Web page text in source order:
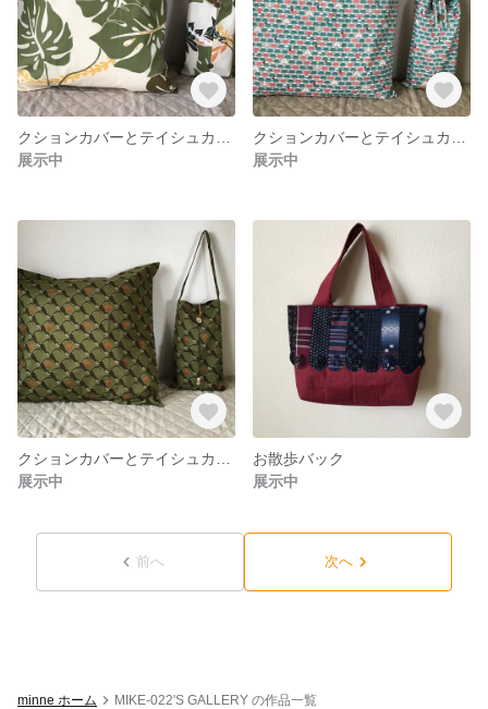
展示中
展示中
展示中
お散歩バック
展示中
前へ 次へ
minne ホーム MIKE-022'S GALLERY の作品一覧